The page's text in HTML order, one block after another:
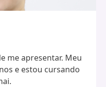
me apresentar. Meu
e estou cursando